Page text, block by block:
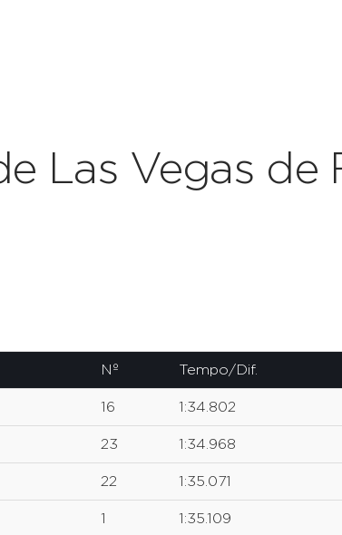
Las Vegas de
Nº Tempo/Dif.
16 1:34.802
23 1:34.968
22 1:35.071
1 1:35.109